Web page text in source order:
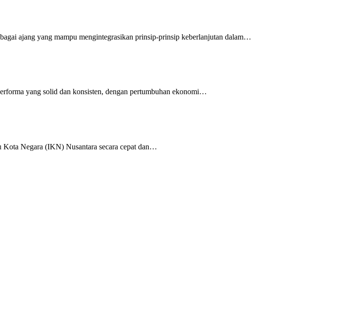
ajang yang mampu mengintegrasikan prinsip-prinsip keberlanjutan dalam…
yang solid dan konsisten, dengan pertumbuhan ekonomi…
Negara (IKN) Nusantara secara cepat dan…